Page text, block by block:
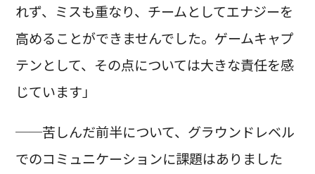
れず、ミスも重なり、チームとしてエナジーを
高めることができませんでした。ゲームキャプ
テンとして、その点については大きな責任を感
じています」
──苦しんだ前半について、グラウンドレベル
でのコミュニケーションに課題はありました